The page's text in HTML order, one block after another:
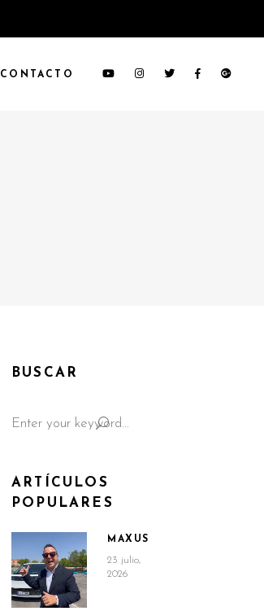
CONTACTO
BUSCAR
for:
ARTÍCULOS
POPULARES
MAXUS
23 julio,
2026